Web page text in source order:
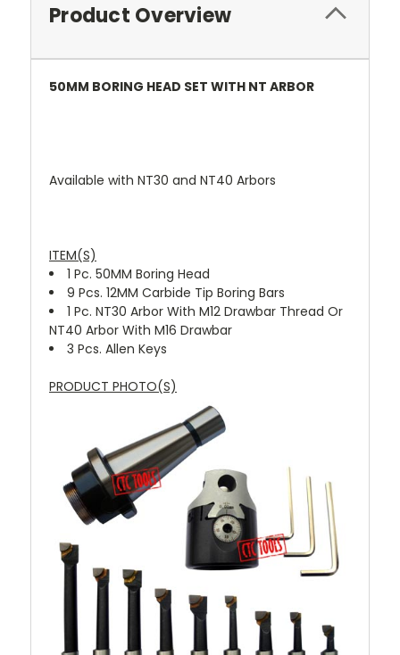
Product Overview
50MM BORING HEAD SET WITH NT ARBOR
Available with NT30 and NT40 Arbors
ITEM(S)
1 Pc. 50MM Boring Head
9 Pcs. 12MM Carbide Tip Boring Bars
1 Pc. NT30 Arbor With M12 Drawbar Thread Or
NT40 Arbor With M16 Drawbar
3 Pcs. Allen Keys
PRODUCT PHOTO(S)